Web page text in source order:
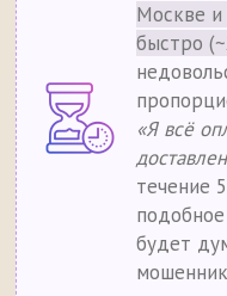
Москве и
быстро
«Я всё
течение
будет